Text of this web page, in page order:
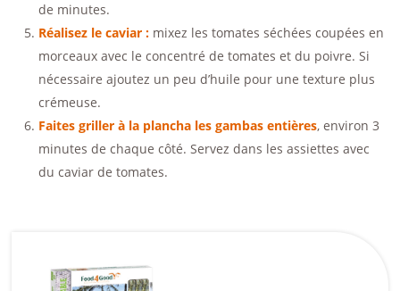
de minutes.
Réalisez le caviar : mixez les tomates séchées coupées en
morceaux avec le concentré de tomates et du poivre. Si
nécessaire ajoutez un peu d’huile pour une texture plus
crémeuse.
Faites griller à la plancha les gambas entières, environ 3
minutes de chaque côté. Servez dans les assiettes avec
du caviar de tomates.